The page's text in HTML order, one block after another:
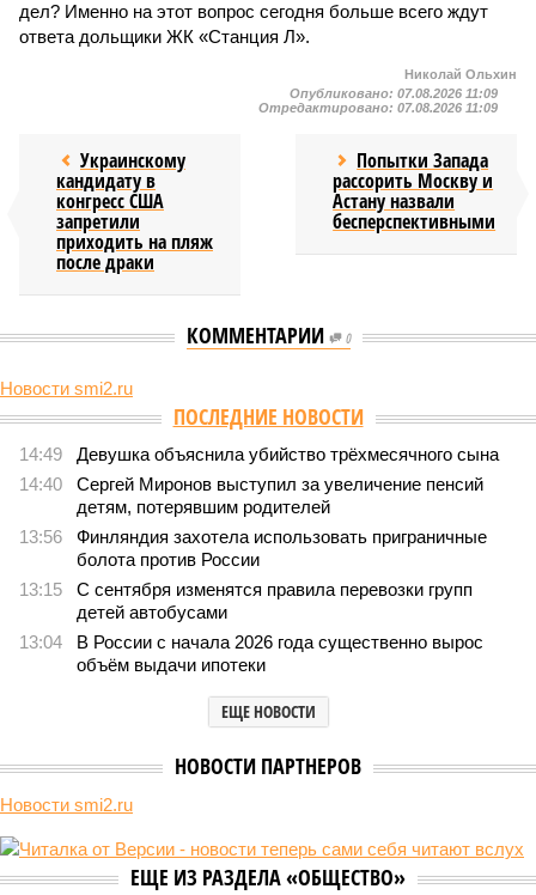
дел? Именно на этот вопрос сегодня больше всего ждут
ответа дольщики ЖК «Станция Л».
Николай Ольхин
Опубликовано: 07.08.2026 11:09
Отредактировано: 07.08.2026 11:09
Украинскому
кандидату в
конгресс США
запретили
приходить на пляж
после драки
Попытки Запада
рассорить Москву и
Астану назвали
бесперспективными
КОММЕНТАРИИ 0
Новости smi2.ru
ПОСЛЕДНИЕ НОВОСТИ
14:49
Девушка объяснила убийство трёхмесячного сына
14:40
Сергей Миронов выступил за увеличение пенсий
детям, потерявшим родителей
13:56
Финляндия захотела использовать приграничные
болота против России
13:15
С сентября изменятся правила перевозки групп
детей автобусами
13:04
В России с начала 2026 года существенно вырос
объём выдачи ипотеки
ЕЩЕ НОВОСТИ
НОВОСТИ ПАРТНЕРОВ
Новости smi2.ru
ЕЩЕ ИЗ РАЗДЕЛА «ОБЩЕСТВО»